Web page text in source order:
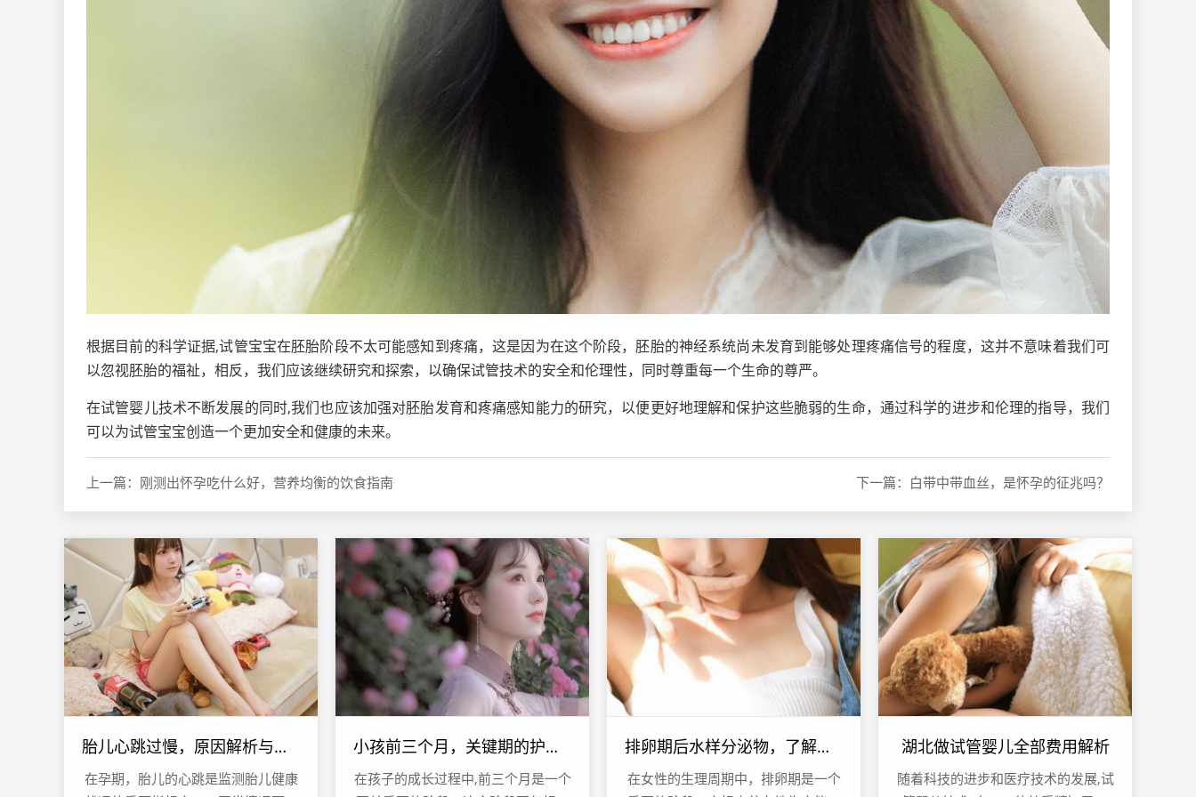
根据目前的科学证据,试管宝宝在胚胎阶段不太可能感知到疼痛，这是因为在这个阶段，胚胎的神经系统尚未发育到能够处理疼痛信号的程度，这并不意味着我们可
以忽视胚胎的福祉，相反，我们应该继续研究和探索，以确保试管技术的安全和伦理性，同时尊重每一个生命的尊严。
在试管婴儿技术不断发展的同时,我们也应该加强对胚胎发育和疼痛感知能力的研究，以便更好地理解和保护这些脆弱的生命，通过科学的进步和伦理的指导，我们
可以为试管宝宝创造一个更加安全和健康的未来。
上一篇：刚测出怀孕吃什么好，营养均衡的饮食指南 下一篇：白带中带血丝，是怀孕的征兆吗？
胎儿心跳过慢，原因解析与关注要点
在孕期，胎儿的心跳是监测胎儿健康
小孩前三个月，关键期的护理与成长
在孩子的成长过程中,前三个月是一个
排卵期后水样分泌物，了解女性生理变化
在女性的生理周期中，排卵期是一个
湖北做试管婴儿全部费用解析
随着科技的进步和医疗技术的发展,试